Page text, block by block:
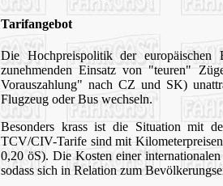
Tarifangebot
Die Hochpreispolitik der europäischen
zunehmenden Einsatz von "teuren"
Vorauszahlung" nach CZ und SK)
Flugzeug oder Bus wechseln.
Besonders krass ist die Situation mit
TCV/CIV-Tarife sind mit
0,20 öS). Die Kosten einer
sodass sich in Relation zum